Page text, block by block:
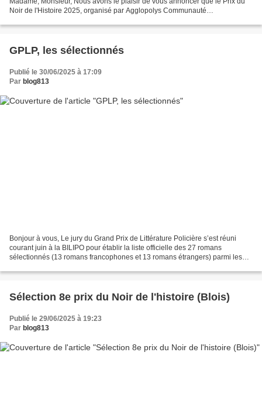
Noir de l'Histoire 2025, organisé par Agglopolys Communauté
GPLP, les sélectionnés
Publié le 30/06/2025 à 17:09
Par blog813
Bonjour à vous, Le jury du Grand Prix de Littérature Policière s’est réuni
courant juin à la BILIPO pour établir la liste officielle des 27 romans
sélectionnés (13 romans francophones et 13 romans étrangers) parmi les
Sélection 8e prix du Noir de l'histoire (Blois)
Publié le 29/06/2025 à 19:23
Par blog813